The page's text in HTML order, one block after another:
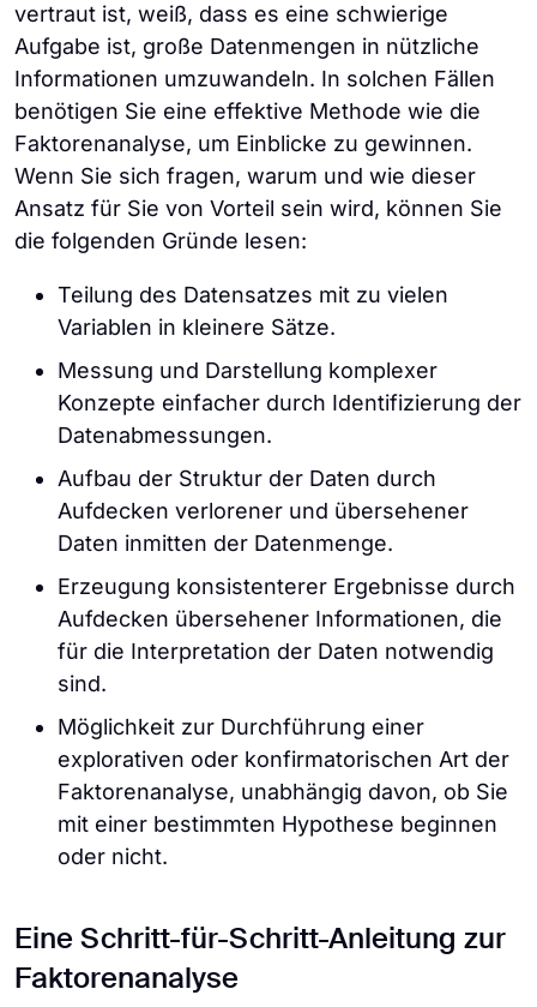
vertraut ist, weiß, dass es eine schwierige
Aufgabe ist, große Datenmengen in nützliche
Informationen umzuwandeln. In solchen Fällen
benötigen Sie eine effektive Methode wie die
Faktorenanalyse, um Einblicke zu gewinnen.
Wenn Sie sich fragen, warum und wie dieser
Ansatz für Sie von Vorteil sein wird, können Sie
die folgenden Gründe lesen:
Teilung des Datensatzes mit zu vielen
Variablen in kleinere Sätze.
Messung und Darstellung komplexer
Konzepte einfacher durch Identifizierung der
Datenabmessungen.
Aufbau der Struktur der Daten durch
Aufdecken verlorener und übersehener
Daten inmitten der Datenmenge.
Erzeugung konsistenterer Ergebnisse durch
Aufdecken übersehener Informationen, die
für die Interpretation der Daten notwendig
sind.
Möglichkeit zur Durchführung einer
explorativen oder konfirmatorischen Art der
Faktorenanalyse, unabhängig davon, ob Sie
mit einer bestimmten Hypothese beginnen
oder nicht.
Eine Schritt-für-Schritt-Anleitung zur
Faktorenanalyse